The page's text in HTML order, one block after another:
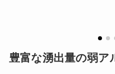
豊富な湧出量の弱ア